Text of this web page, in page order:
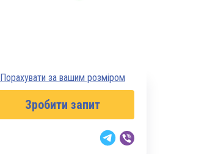
Порахувати за вашим розміром
Зробити запит